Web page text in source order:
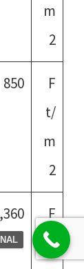
m
2
850
F
t/
m
2
F
t/